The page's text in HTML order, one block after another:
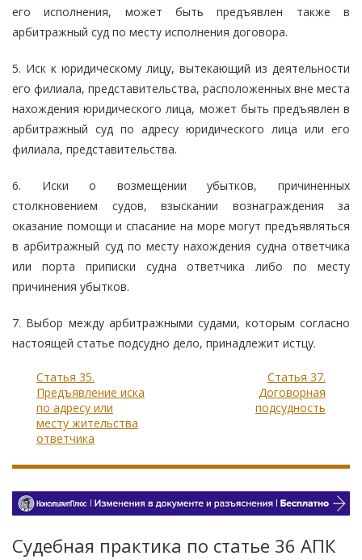
его исполнения, может быть предъявлен также в
арбитражный суд по месту исполнения договора.
5. Иск к юридическому лицу, вытекающий из деятельности
его филиала, представительства, расположенных вне места
нахождения юридического лица, может быть предъявлен в
арбитражный суд по адресу юридического лица или его
филиала, представительства.
6. Иски о возмещении убытков, причиненных
столкновением судов, взыскании вознаграждения за
оказание помощи и спасание на море могут предъявляться
в арбитражный суд по месту нахождения судна ответчика
или порта приписки судна ответчика либо по месту
причинения убытков.
7. Выбор между арбитражными судами, которым согласно
настоящей статье подсудно дело, принадлежит истцу.
Статья 35.
Предъявление иска
по адресу или
месту жительства
ответчика
Статья 37.
Договорная
подсудность
Судебная практика по статье 36 АПК